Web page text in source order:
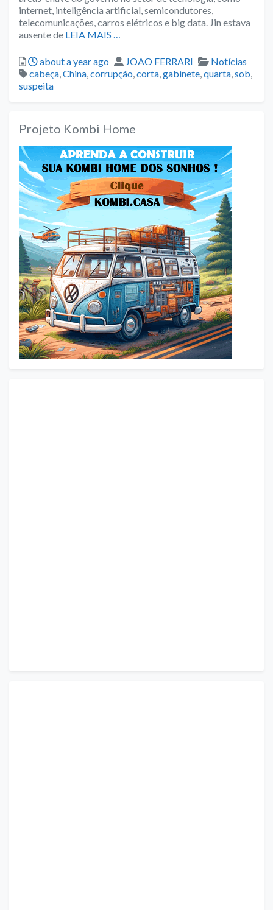
internet, inteligência artificial, semicondutores,
telecomunicações, carros elétricos e big data. Jin estava
ausente de LEIA MAIS …
Posted
about a year ago Author
JOAO FERRARI Categories
Notícias
Tags
cabeça,China,corrupção,corta,gabinete,quarta,sob,
suspeita
Projeto Kombi Home